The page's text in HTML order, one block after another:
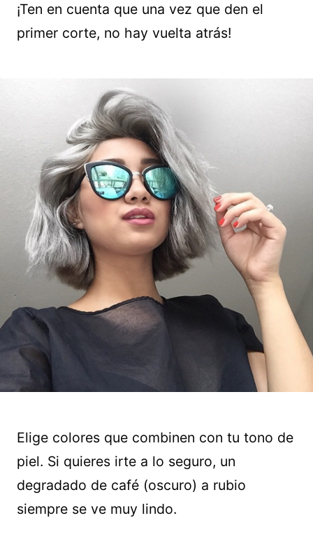
¡Ten en cuenta que una vez que den el
primer corte, no hay vuelta atrás!
Elige colores que combinen con tu tono de
piel. Si quieres irte a lo seguro, un
degradado de café (oscuro) a rubio
siempre se ve muy lindo.